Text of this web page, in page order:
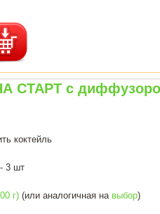
СТАРТ с
коктейль
- 3 шт
г) (или аналогичная на выбор)